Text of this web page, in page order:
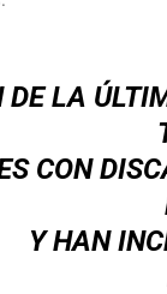
LA
CON
Y HAN